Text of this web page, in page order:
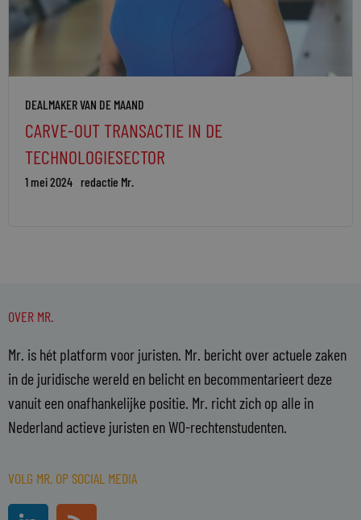
DEALMAKER VAN DE MAAND
CARVE-OUT TRANSACTIE IN DE
TECHNOLOGIESECTOR
1 mei 2024 redactie Mr.
OVER MR.
Mr. is hét platform voor juristen. Mr. bericht over actuele zaken
in de juridische wereld en belicht en becommentarieert deze
vanuit een onafhankelijke positie. Mr. richt zich op alle in
Nederland actieve juristen en WO-rechtenstudenten.
VOLG MR. OP SOCIAL MEDIA
L R